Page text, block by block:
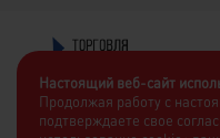
Настоящий веб-сайт
Продолжая работу с
подтверждаете свое